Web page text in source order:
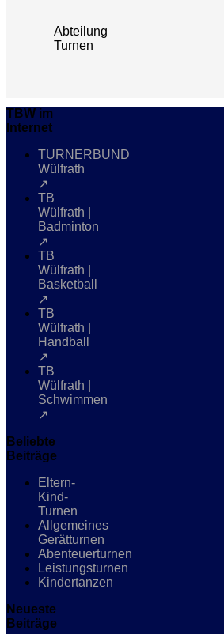
Abteilung
Turnen
TBW im
Internet
TURNERBUND
Wülfrath
↗
TB
Wülfrath |
Badminton
↗
TB
Wülfrath |
Basketball
↗
TB
Wülfrath |
Handball
↗
TB
Wülfrath |
Schwimmen
↗
Beliebte
Beiträge
Eltern-
Kind-
Turnen
Allgemeines
Gerätturnen
Abenteuerturnen
Leistungsturnen
Kindertanzen
Neueste
Beiträge